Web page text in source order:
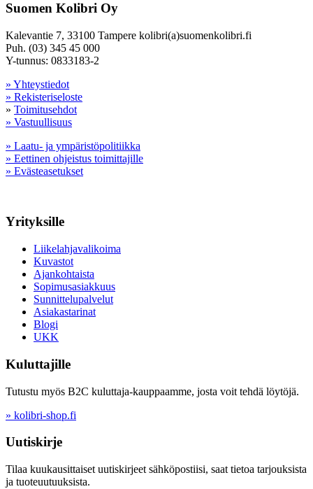
Suomen Kolibri Oy
Kalevantie 7, 33100 Tampere kolibri(a)suomenkolibri.fi
Puh. (03) 345 45 000
Y-tunnus: 0833183-2
» Yhteystiedot
» Rekisteriseloste
» Toimitusehdot
» Vastuullisuus
» Laatu- ja ympäristöpolitiikka
» Eettinen ohjeistus toimittajille
» Evästeasetukset
Yrityksille
Liikelahjavalikoima
Kuvastot
Ajankohtaista
Sopimusasiakkuus
Sunnittelupalvelut
Asiakastarinat
Blogi
UKK
Kuluttajille
Tutustu myös B2C kuluttaja-kauppaamme, josta voit tehdä löytöjä.
» kolibri-shop.fi
Uutiskirje
Tilaa kuukausittaiset uutiskirjeet sähköpostiisi, saat tietoa tarjouksista
ja tuoteuutuuksista.